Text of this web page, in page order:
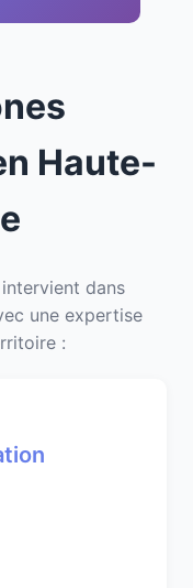
Haute-
dans
une expertise
: